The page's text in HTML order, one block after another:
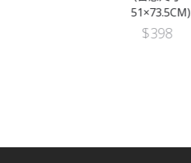
51×73.5CM)
$398